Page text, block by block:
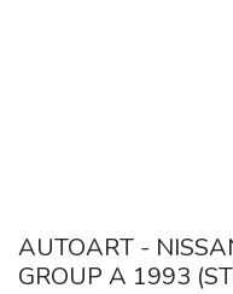
AUTOART -
GROUP A 1993